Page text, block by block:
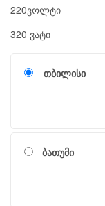
220ვოლტი
320 ვატი
თბილისი
ბათუმი